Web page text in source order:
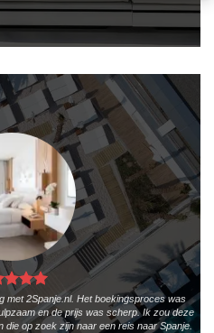
met 2Spanje.nl. Het boekingsproces was
en de prijs was scherp. Ik zou deze
op zoek zijn naar een reis naar Spanje.